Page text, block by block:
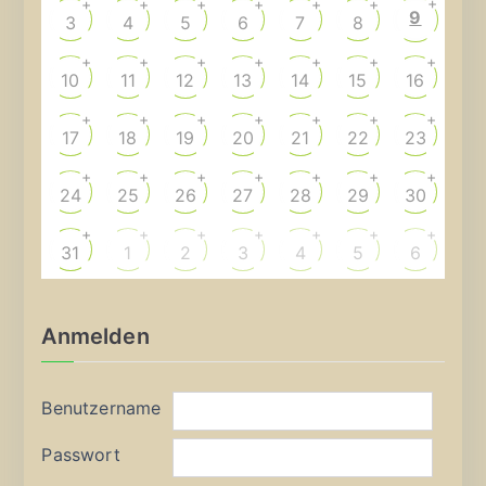
3
+
4
+
5
+
6
+
7
+
8
+
9
10
+
11
+
12
+
13
+
14
+
15
+
16
+
17
+
18
+
19
+
20
+
21
+
22
+
23
+
24
+
25
+
26
+
27
+
28
+
29
+
30
+
31
+
1
+
2
+
3
+
4
+
5
+
6
+
Anmelden
Benutzername
Passwort